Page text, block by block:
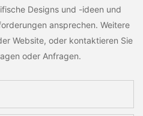
Designs und -ideen und
ansprechen. Weitere
Website, oder kontaktieren Sie
oder Anfragen.